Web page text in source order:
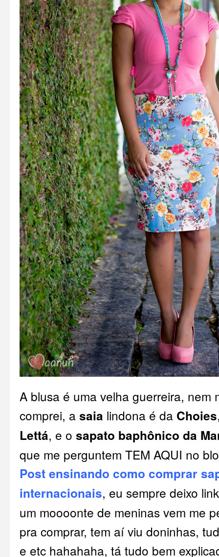
A blusa é uma velha guerreira, nem
comprei, a saia lindona é da Choies
Lettá, e o sapato baphônico da
que me perguntem TEM AQUI no
Post ensinando como comprar
internacionais, eu sempre deixo
um moooonte de meninas vem me
pra comprar, tem aí viu doninhas,
e etc hahahaha, tá tudo bem